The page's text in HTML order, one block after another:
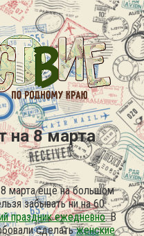
на 8 марта
марта ещё на большом
забывать ни на 60
праздник ежедневно. В
сделатьженские